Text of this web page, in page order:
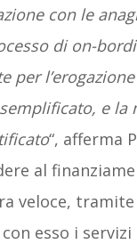
con le
di on-
per
e la
“, afferma
al
veloce,
esso i